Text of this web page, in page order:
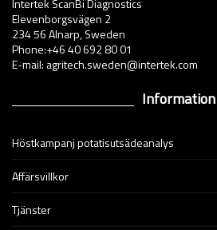
Intertek ScanBi Diagnostics
Elevenborgsvägen 2
234 56 Alnarp, Sweden
Phone:+46 40 692 80 01
E-mail: agritech.sweden@intertek.com
Information
Höstkampanj potatisutsädeanalys
Affärsvillkor
Tjänster